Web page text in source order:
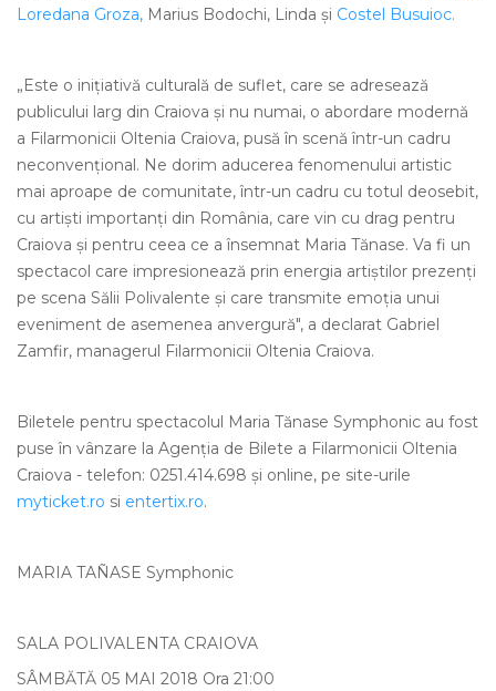
Loredana Groza, Marius Bodochi, Linda şi Costel Busuioc.
„Este o iniţiativă culturală de suflet, care se adresează
publicului larg din Craiova şi nu numai, o abordare modernă
a Filarmonicii Oltenia Craiova, pusă în scenă într-un cadru
neconvenţional. Ne dorim aducerea fenomenului artistic
mai aproape de comunitate, într-un cadru cu totul deosebit,
cu artişti importanţi din România, care vin cu drag pentru
Craiova şi pentru ceea ce a însemnat Maria Tănase. Va fi un
spectacol care impresionează prin energia artiştilor prezenţi
pe scena Sălii Polivalente şi care transmite emoţia unui
eveniment de asemenea anvergură", a declarat Gabriel
Zamfir, managerul Filarmonicii Oltenia Craiova.
Biletele pentru spectacolul Maria Tănase Symphonic au fost
puse în vânzare la Agenţia de Bilete a Filarmonicii Oltenia
Craiova - telefon: 0251.414.698 şi online, pe site-urile
myticket.ro si entertix.ro.
MARIA TAÑASE Symphonic
SALA POLIVALENTA CRAIOVA
SÂMBĂTĂ 05 MAI 2018 Ora 21:00